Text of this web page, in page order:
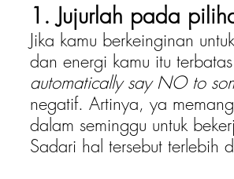
1. Jujurlah pada
Jika kamu berkeinginan
dan energi kamu itu
automatically say NO to
negatif. Artinya, ya
dalam seminggu untuk
Sadari hal tersebut terlebih